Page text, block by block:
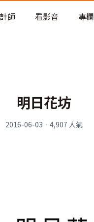
預算分配與高 CP 值煥新術
師 看影音 專欄
明日花坊
2016-06-03 · 4,907 人氣